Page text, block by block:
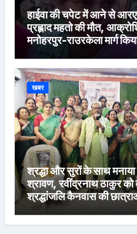
हाईवा की चपेट में आने से
प्रह्लाद महतो की मौत,
मनोहरपुर-राउरकेला मार्ग
खबर
श्रद्धा और सुरों के साथ
श्रावण, रवींद्रनाथ ठाकुर को
श्रद्धांजलि कैनवास की
बांधा समां